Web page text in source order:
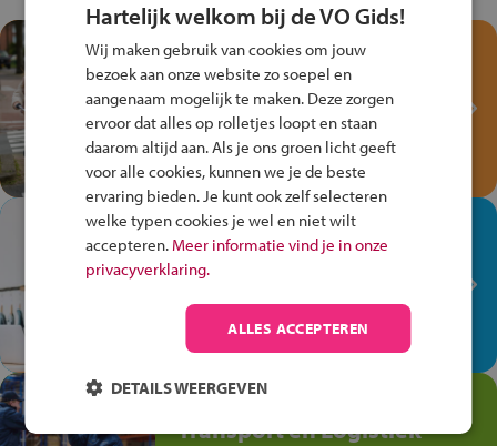
Test je kennis met het
Fiets Veilig
Verkeersspel!
Speel het Fiets Veilig Verkeersspel
en win een Cortina-fiets!
In de winkel ben je op je
plek!
op de winkelvloer, waar elke dag
anders is!
Jouw talent in de
Transport en Logistiek
Hartelijk welkom bij de VO Gids!
Wij maken gebruik van cookies om jouw
bezoek aan onze website zo soepel en
aangenaam mogelijk te maken. Deze zorgen
ervoor dat alles op rolletjes loopt en staan
daarom altijd aan. Als je ons groen licht geeft
voor alle cookies, kunnen we je de beste
ervaring bieden. Je kunt ook zelf selecteren
welke typen cookies je wel en niet wilt
accepteren. Meer informatie vind je in onze
privacyverklaring.
ALLES ACCEPTEREN
DETAILS WEERGEVEN